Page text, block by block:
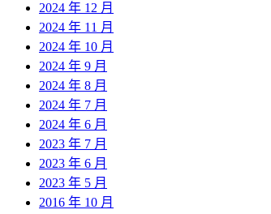
2024 年 12 月
2024 年 11 月
2024 年 10 月
2024 年 9 月
2024 年 8 月
2024 年 7 月
2024 年 6 月
2023 年 7 月
2023 年 6 月
2023 年 5 月
2016 年 10 月